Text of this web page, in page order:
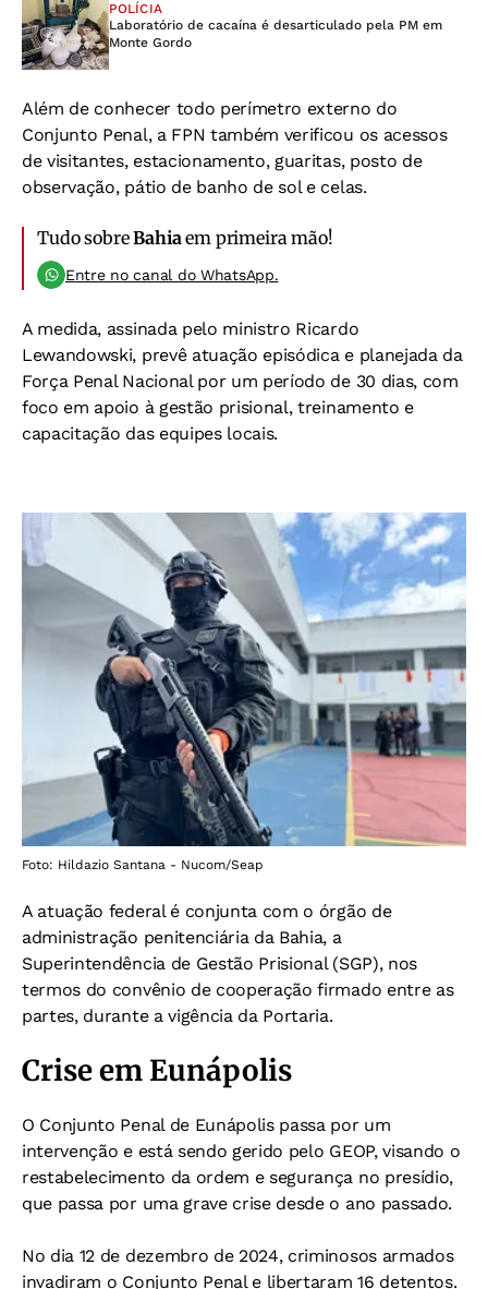
POLÍCIA
Laboratório de cacaína é desarticulado pela PM em
Monte Gordo
Além de conhecer todo perímetro externo do
Conjunto Penal, a FPN também verificou os acessos
de visitantes, estacionamento, guaritas, posto de
observação, pátio de banho de sol e celas.
Tudo sobreBahiaem primeira mão!
Entre no canal do WhatsApp.
A medida, assinada pelo ministro Ricardo
Lewandowski, prevê atuação episódica e planejada da
Força Penal Nacional por um período de 30 dias, com
foco em apoio à gestão prisional, treinamento e
capacitação das equipes locais.
Foto: Hildazio Santana - Nucom/Seap
A atuação federal é conjunta com o órgão de
administração penitenciária da Bahia, a
Superintendência de Gestão Prisional (SGP), nos
termos do convênio de cooperação firmado entre as
partes, durante a vigência da Portaria.
Crise em Eunápolis
O Conjunto Penal de Eunápolis passa por um
intervenção e está sendo gerido pelo GEOP, visando o
restabelecimento da ordem e segurança no presídio,
que passa por uma grave crise desde o ano passado.
No dia 12 de dezembro de 2024, criminosos armados
invadiram o Conjunto Penal e libertaram 16 detentos.